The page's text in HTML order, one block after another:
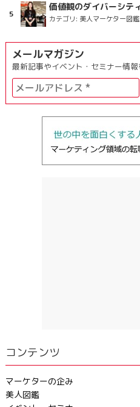
価値観のダイバーシテ
カテゴリ: 美人マーケター図鑑
メールマガジン
最新記事やイベント・セミナー情
コンテンツ
マーケターの企み
美人図鑑